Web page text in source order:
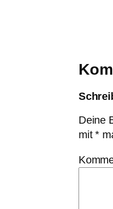
Deine
mit*